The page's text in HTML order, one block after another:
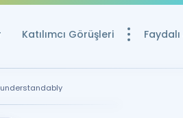
Katılımcı Görüşleri
Ücretsiz Kaynaklar
YDS ve YÖKDİL için Ücretsiz
understandably